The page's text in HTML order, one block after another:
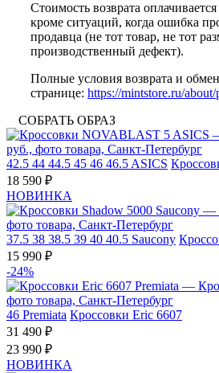
Стоимость возврата
кроме ситуаций, когда ошибка
продавца (не тот товар, не тот
производственный дефект).
Полные условия возврата и
странице: https://mintstore.ru/
СОБРАТЬ ОБРАЗ
42.5 44 44.5 45 46 46.5 ASICS
18 590 ₽
НОВИНКА
37.5 38 38.5 39 40 40.5 Saucony
15 990 ₽
-24%
46 Premiata Кроссовки Eric 6607
31 490 ₽
23 990 ₽
НОВИНКА